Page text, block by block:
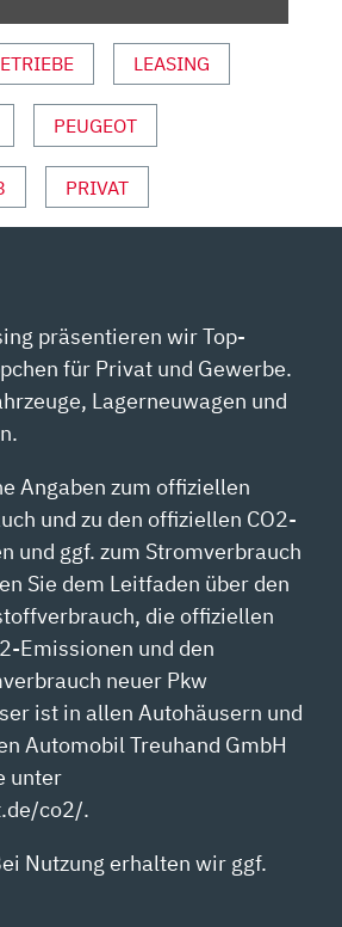
LEASING
PEUGEOT
PRIVAT
präsentieren wir Top-
für Privat und Gewerbe.
Lagerneuwagen und
Angaben zum offiziellen
und zu den offiziellen CO2-
und ggf. zum Stromverbrauch
Sie dem Leitfaden über den
die offiziellen
Emissionen und den
neuer Pkw
ist in allen Autohäusern und
Automobil Treuhand GmbH
unter
co2/.
Nutzung erhalten wir ggf.